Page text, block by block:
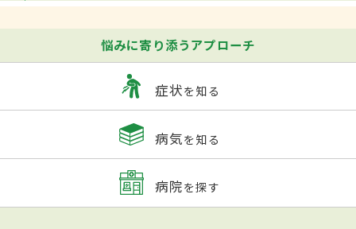
悩みに寄り添うアプローチ
症状を知る
病気を知る
病院を探す